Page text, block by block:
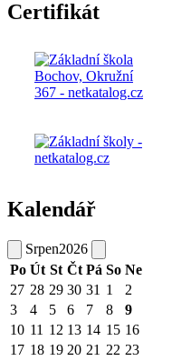
Certifikát
Kalendář
Srpen2026
Po Út St Čt Pá So Ne
27 28 29 30 31 1
2
3
4 5 6 7 8
9
10 11 12 13 14 15 16
17 18 19 20 21 22 23